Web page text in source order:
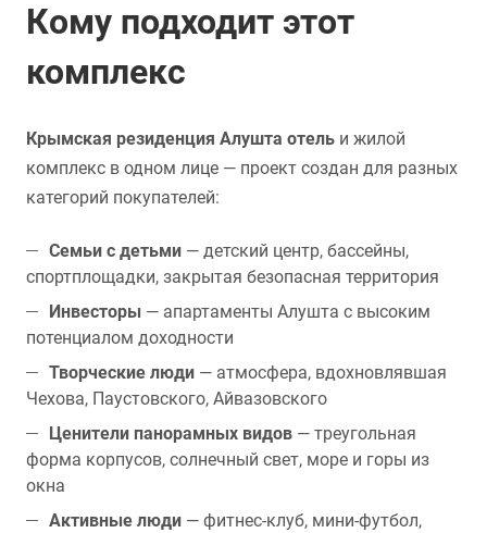
Кому подходит этот
комплекс
Крымская резиденция Алушта отель и жилой
комплекс в одном лице — проект создан для разных
категорий покупателей:
Семьи с детьми — детский центр, бассейны,
спортплощадки, закрытая безопасная территория
Инвесторы — апартаменты Алушта с высоким
потенциалом доходности
Творческие люди — атмосфера, вдохновлявшая
Чехова, Паустовского, Айвазовского
Ценители панорамных видов — треугольная
форма корпусов, солнечный свет, море и горы из
окна
Активные люди — фитнес-клуб, мини-футбол,